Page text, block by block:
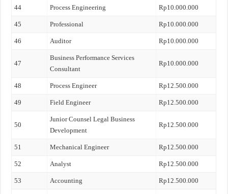
44 Process Engineering Rp10.000.000
45 Professional Rp10.000.000
46 Auditor Rp10.000.000
47
Business Performance Services
Consultant
Rp10.000.000
48 Process Engineer Rp12.500.000
49 Field Engineer Rp12.500.000
50
Junior Counsel Legal Business
Development
Rp12.500.000
51 Mechanical Engineer Rp12.500.000
52 Analyst Rp12.500.000
53 Accounting Rp12.500.000